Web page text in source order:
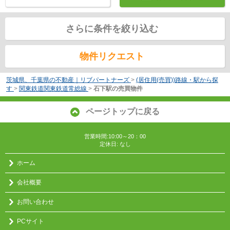
さらに条件を絞り込む
物件リクエスト
茨城県、千葉県の不動産｜リブパートナーズ > (居住用(売買))路線・駅から探
す > 関東鉄道関東鉄道常総線 > 石下駅の売買物件
ページトップに戻る
営業時間:10:00～20：00
定休日: なし
ホーム
会社概要
お問い合わせ
PCサイト